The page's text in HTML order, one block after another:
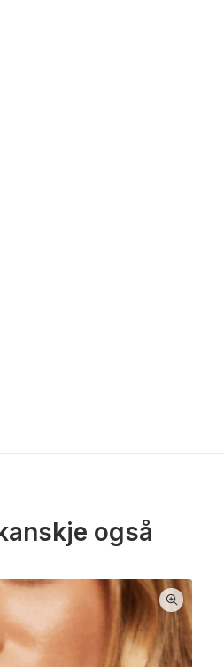
med edelstenen ametyst og
sølv skal påminne deg om å
fred i kaoset. Gjør settet
armbånd, smykke og ring.
også